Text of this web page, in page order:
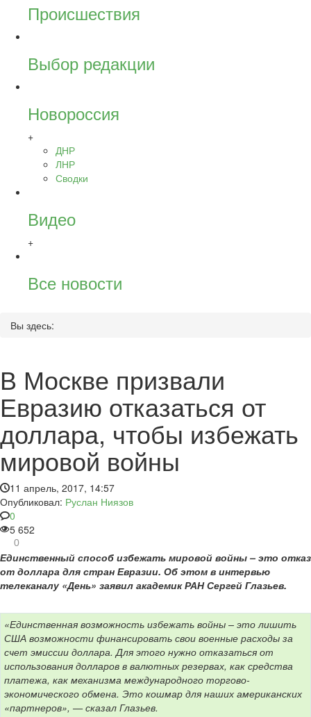
Происшествия
Выбор редакции
Новороссия
+
ДНР
ЛНР
Сводки
Видео
+
Все новости
Вы здесь:
В Москве призвали
Евразию отказаться от
доллара, чтобы избежать
мировой войны
11 апрель, 2017, 14:57
Опубликовал: Руслан Ниязов
0
5 652
0
Единственный способ избежать мировой войны – это отказ
от доллара для стран Евразии. Об этом в интервью
телеканалу «День» заявил академик РАН Сергей Глазьев.
«Единственная возможность избежать войны – это лишить
США возможности финансировать свои военные расходы за
счет эмиссии доллара. Для этого нужно отказаться от
использования долларов в валютных резервах, как средства
платежа, как механизма международного торгово-
экономического обмена. Это кошмар для наших американских
«партнеров», — сказал Глазьев.